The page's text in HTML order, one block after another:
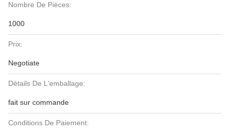
Nombre De Pièces:
1000
Prix:
Negotiate
Détails De L'emballage:
fait sur commande
Conditions De Paiement: